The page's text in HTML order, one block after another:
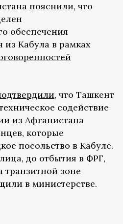
пояснили, что
обеспечения
из Кабула в рамках
, что Ташкент
содействие
из Афганистана
которые
посольство в Кабуле.
до отбытия в ФРГ,
транзитной зоне
в министерстве.